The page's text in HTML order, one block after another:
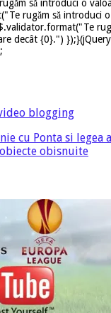
să introduci o
rugăm să introduci
decât {0}.")
blogging
cu Ponta si legea
obisnuite